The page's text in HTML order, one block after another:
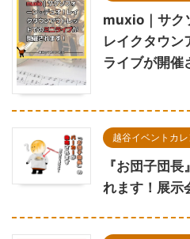
muxio｜サク
レイクタウン
ライブが開催
越谷イベントカ
『お団子団
れます！展示